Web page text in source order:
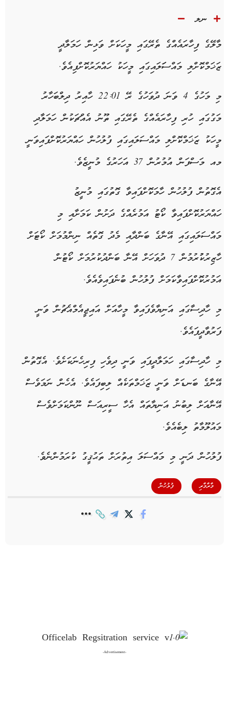
ނލ
މާލޭގެ ފިހާރައެއްގެ ތެރޭގައި މީހަކަށް ވަޅިން ހަމަލާދީ
ޒަޚަމްކޮށްލި މައްސަަލައިގައި މީހަކު ހައްޔަރުކޮށްފިއެވެ.
މި މަހުގެ 4 ވަނަ ދުވަހުގެ ރޭ 22:01 ހާއިރު ދިލްބަހާރު
މަގުގައި ހުރި ފިހާރައެއްގެ ތެރޭގައި ތޫނު އެއްޗަކުން ހަމަލާދި
މީހަކު ޒަޚަމްކޮށްލި މައްސަލައިގައި ފުލުހުން ހައްޔަރުކޮށްފައިވަނީ
މއ މަސްފަން އުމުރުން 37 އަހަރުގެ މުނީޒެވެ.
އެގޮތުން ފުލުހުން ހާމަކޮށްފައިވާ ގޮތުގައި މުނީޒު
ހައްޔަރުކޮށްފައިވާ ކޯޓު އަމުރެއްގެ ދަށުން ކަމަށާއި މި
މައްސަލައިގައި އޭނާގެ ބަންދާއި މެދު ގޮތެއް ނިންމުމަށް ކޯޓަށް
ހާޒިރުކުުރުމުން 7 ދުވަހަށް އޭނާ ބަންދުކުރުމަށް ކޯޓުން
އަމުރުކޮށްފައިވާކަމަށް ފުލުހުން ބުނެފައިވެއެވެ.
މި ހާދިސާގައި އަނިޔާވެފައިވާ މީހާއަށް އައިޖީއެމްއެޗުން ވަނީ
ފަރުވާދީފައެވެ.
މި ހާދިސާގައި ހަމަލާދީފައި ވަނީ ދިވެހި ފިރިހެނަކަށެވެ. އެގޮތުން
އޭނާގެ ބަނޑަށް ވަނީ ޒަޚަމްތަކެއް ލިބިފައެވެ. އެހެން ނަމަވެސް
އޭނާއަށް ލިބުނު އަނިޔާތައް އެހާ ސީރިއަސް ނޫންކަމަށްވެސް
މައުލޫމާތު ލިބެއެވެ.
ފުލުހުން ދަނީ މި މައްސަލަ އިތުރަށް ތަޙުޤީގު ކުރަމުންނެވެ.
މާރާމާރި ފުލުހުން
-Advertisement-